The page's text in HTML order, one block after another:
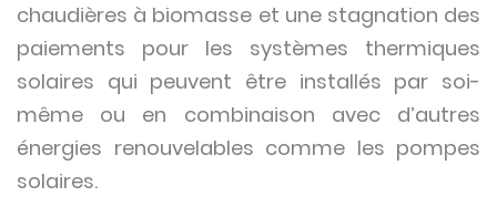
chaudières à biomasse et une stagnation des
paiements pour les systèmes thermiques
solaires qui peuvent être installés par soi-
même ou en combinaison avec d’autres
énergies renouvelables comme les pompes
solaires.